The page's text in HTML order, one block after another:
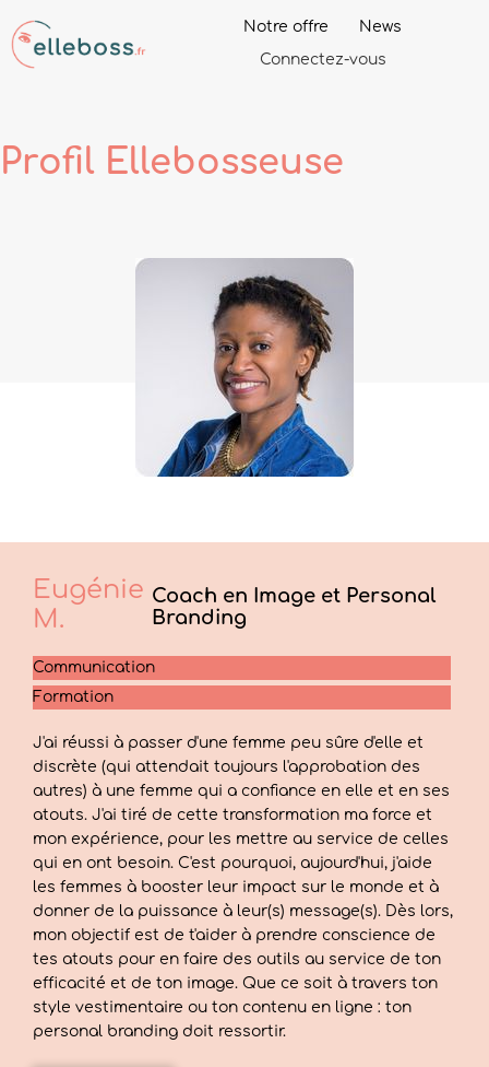
Notre offre
News
Connectez-vous
Profil Ellebosseuse
Eugénie
M.
Coach en Image et Personal
Branding
Communication
Formation
J'ai réussi à passer d'une femme peu sûre d'elle et
discrète (qui attendait toujours l'approbation des
autres) à une femme qui a confiance en elle et en ses
atouts. J'ai tiré de cette transformation ma force et
mon expérience, pour les mettre au service de celles
qui en ont besoin. C'est pourquoi, aujourd'hui, j'aide
les femmes à booster leur impact sur le monde et à
donner de la puissance à leur(s) message(s). Dès lors,
mon objectif est de t'aider à prendre conscience de
tes atouts pour en faire des outils au service de ton
efficacité et de ton image. Que ce soit à travers ton
style vestimentaire ou ton contenu en ligne : ton
personal branding doit ressortir.